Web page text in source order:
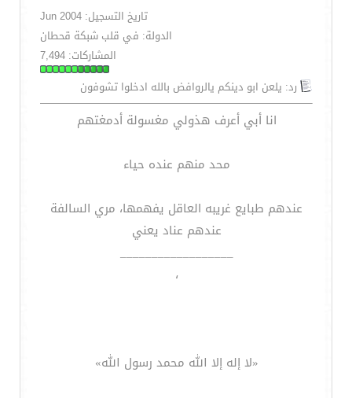
تاريخ التسجيل: Jun 2004
الدولة: في قلب شبكة قحطان
المشاركات: 7,494
رد: يلعن ابو دينكم يالروافض بالله ادخلوا تشوفون
انا أبي أعرف هذولي مغسولة أدمغتهم
محد منهم عنده حياء
عندهم طبايع غريبه العاقل يفهمها، مري السالفة
عندهم عناد يعني
__________________
،
«لا إله إلا الله محمد رسول الله»